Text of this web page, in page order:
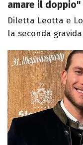
amare il doppio"
Diletta Leotta e
la seconda